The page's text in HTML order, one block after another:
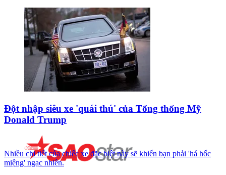
Đột nhập siêu xe 'quái thú' của Tổng thống Mỹ
Donald Trump
Nhiều chi tiết của chiếc xe đặc biệt này sẽ khiến bạn phải 'há hốc
miệng' ngạc nhiên.